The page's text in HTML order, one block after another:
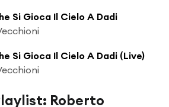
Si Gioca Il Cielo A Dadi
Si Gioca Il Cielo A Dadi (Live)
Roberto